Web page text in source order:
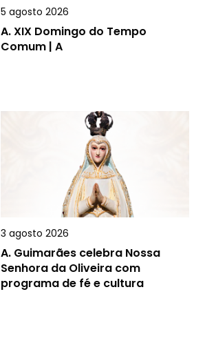
5 agosto 2026
A.XIX Domingo do Tempo
Comum | A
3 agosto 2026
A. Guimarães celebra Nossa
Senhora da Oliveira com
programa de fé e cultura